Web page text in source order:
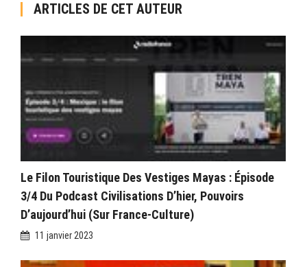
ARTICLES DE CET AUTEUR
Le Filon Touristique Des Vestiges Mayas : Épisode
3/4 Du Podcast Civilisations D’hier, Pouvoirs
D’aujourd’hui (sur France-Culture)
11 janvier 2023